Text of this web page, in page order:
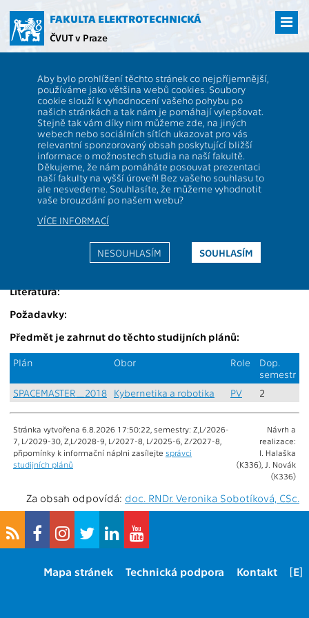
hlavní
obsah
FAKULTA ELEKTROTECHNICKÁ
ČVUT v Praze
Aby bylo prohlížení těchto stránek co nejpříjemnější,
používáme jako většina webů cookies. Soubory
cookie slouží k vyhodnocení vašeho pohybu po
našich stránkách a tak nám je pomáhají vylepšovat.
Stejně tak vám díky nim můžeme zde, na jiných
webech nebo sociálních sítích ukazovat pro vás
relevantní sponzorovaný obsah poskytující bližší
informace o možnostech studia na naší fakultě.
Děkujeme, že nám pomáháte posouvat prezentaci
naší fakulty na vyšší úroveň! Bez vašeho souhlasu to
ale nesvedeme. Souhlasíte, že můžeme vyhodnotit
vaše brouzdání po našem webu?
VÍCE INFORMACÍ
SOUHLASÍM
NESOUHLASÍM
BE3M35SPS
BE3M35SPS Spacecraft Subsystems
PV Rozsah výuky:
Katedra:
13135 Jazyk výuky:
EN
Garanti:
Zakončení:
Přednášející:
Kreditů:
7
Cvičící:
Semestr: L
Anotace:
Osnovy přednášek:
Literatura:
Požadavky:
Předmět je zahrnut do těchto studijních plánů:
Plán Obor Role
Dop.
semestr
SPACEMASTER_2018
Kybernetika a robotika PV 2
Stránka vytvořena 6.8.2026 17:50:22, semestry: Z,L/2026-
7, L/2029-30, Z,L/2028-9, L/2027-8, L/2025-6, Z/2027-8,
připomínky k informační náplni zasílejte správci
studijních plánů
Návrh a
realizace:
I. Halaška
(K336), J. Novák
(K336)
Za obsah odpovídá: doc. RNDr. Veronika Sobotíková, CSc.
[E]
Kontakt
Technická podpora
Mapa stránek